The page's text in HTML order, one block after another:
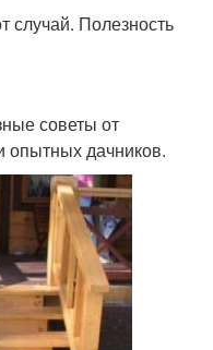
случай. Полезность
советы от
опытных дачников.